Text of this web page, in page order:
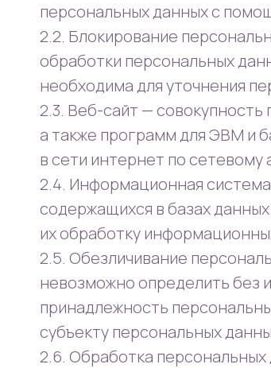
персональных данных с
2.2. Блокирование
обработки персональных
необходима для уточнения
2.3. Веб-сайт —
а также программ для ЭВМ и
в сети интернет по
2.4. Информационная
содержащихся в базах
их обработку
2.5. Обезличивание
невозможно определить без
принадлежность
субъекту персональных
2.6. Обработка